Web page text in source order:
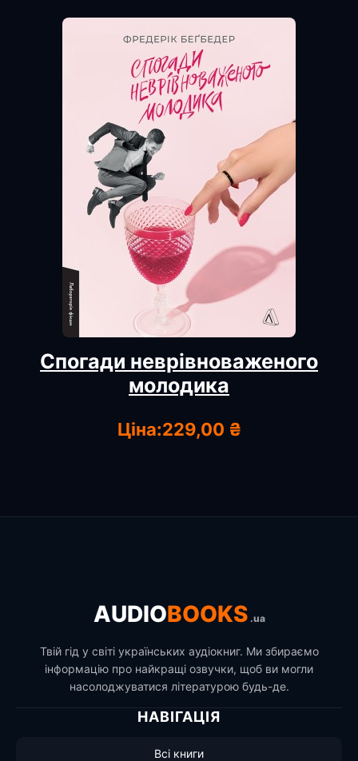
Спогади неврівноваженого
молодика
Ціна:229,00 ₴
AUDIOBOOKS .ua
Твій гід у світі українських аудіокниг. Ми збираємо
інформацію про найкращі озвучки, щоб ви могли
насолоджуватися літературою будь-де.
НАВІГАЦІЯ
Всі книги